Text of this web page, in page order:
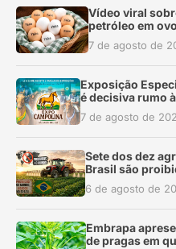
Vídeo viral
petróleo em
7 de agosto de
Exposição
é decisiva rumo
7 de agosto de
Sete dos dez
Brasil são
6 de agosto de
Embrapa
de pragas em